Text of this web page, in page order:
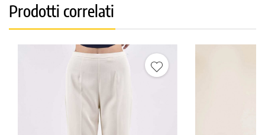
Prodotti correlati